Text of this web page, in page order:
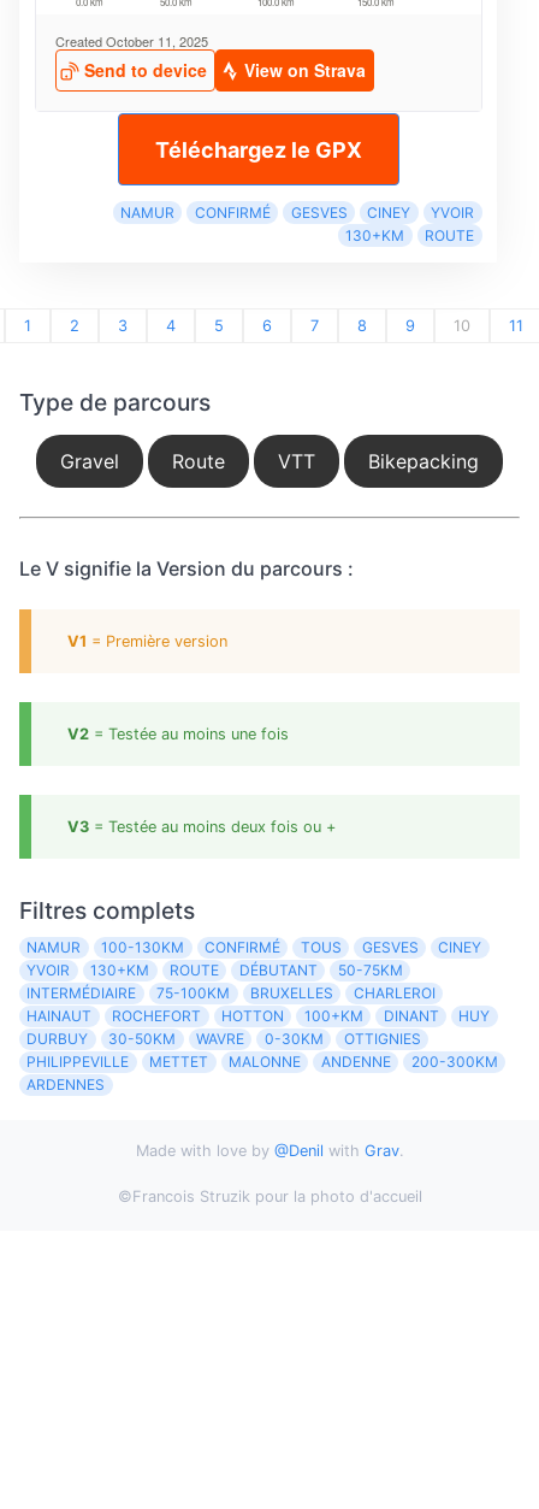
Téléchargez le GPX
NAMUR CONFIRMÉ GESVES CINEY
YVOIR
130+KM
ROUTE
1 2 3 4 5 6 7 8 9 10 11
Type de parcours
Gravel Route VTT Bikepacking
Le V signifie la Version du parcours :
V1 = Première version
V2 = Testée au moins une fois
V3 = Testée au moins deux fois ou +
Filtres complets
NAMUR 100-130KM CONFIRMÉ TOUS GESVES
CINEY
YVOIR
130+KM ROUTE DÉBUTANT
50-75KM
INTERMÉDIAIRE
75-100KM BRUXELLES
CHARLEROI
HAINAUT
ROCHEFORT HOTTON 100+KM DINANT
HUY
DURBUY
30-50KM WAVRE 0-30KM
OTTIGNIES
PHILIPPEVILLE
METTET MALONNE ANDENNE
200-300KM
ARDENNES
Made with love by @Denil with Grav.
©Francois Struzik pour la photo d'accueil